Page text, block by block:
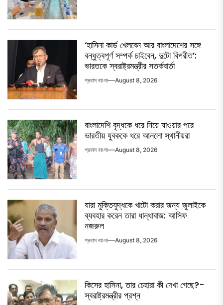
‘হাসিনা কার্ড খেলবেন আর বাংলাদেশের সঙ্গে
বন্ধুত্বপূর্ণ সম্পর্ক চাইবেন, দুটো বিপরীত’:
ভারতকে স্বরাষ্ট্রমন্ত্রীর সতর্কবার্তা
প্রবাস বাংলা August 8, 2026
বাংলাদেশি বৃদ্ধকে ধরে নিয়ে যাওয়ার পরে
ভারতীয় যুবককে ধরে আনলো স্থানীয়রা
প্রবাস বাংলা August 8, 2026
যারা মুক্তিযুদ্ধকে খাটো করার জন্য জুলাইকে
ব্যবহার করেন তারা ধান্ধাবাজ: আসিফ
নজরুল
প্রবাস বাংলা August 8, 2026
কিসের হাসিনা, তার চেহারা কী দেখা গেছে?-
স্বরাষ্ট্রমন্ত্রীর প্রশ্ন